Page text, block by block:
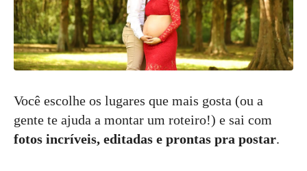
Você escolhe os lugares que mais gosta (ou a
gente te ajuda a montar um roteiro!) e sai com
fotos incríveis, editadas e prontas pra postar.